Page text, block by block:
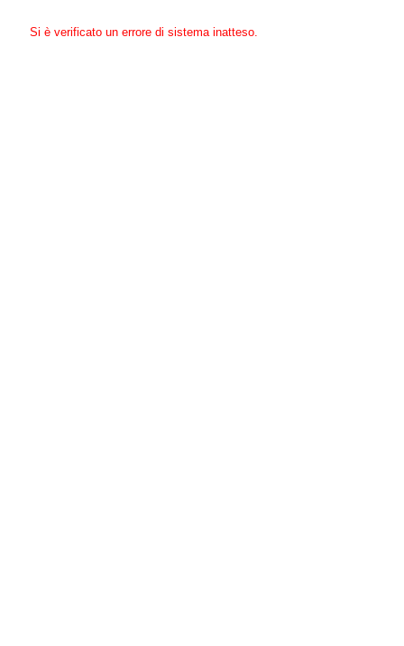
Si è verificato un errore di sistema inatteso.